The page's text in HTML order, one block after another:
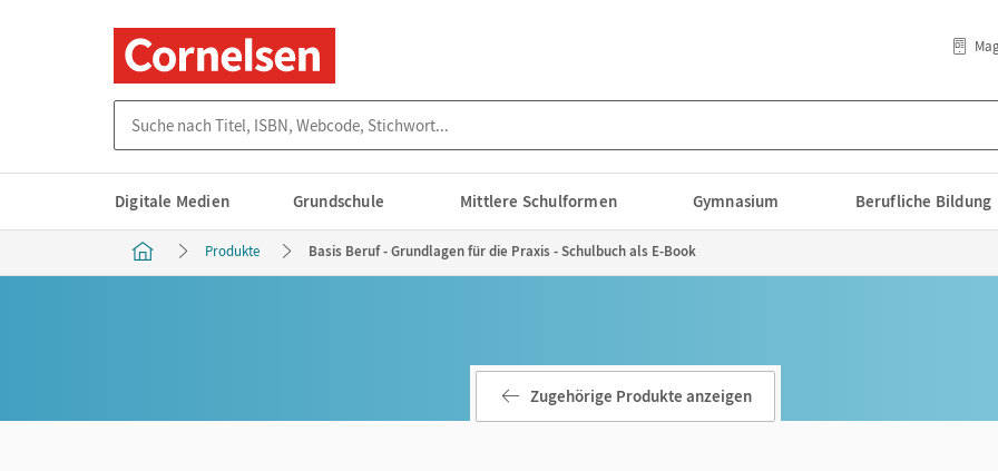
Digitale Medien Grundschule Mittlere Schulformen Gymnasium Berufliche Bildung
Produkte Basis Beruf - Grundlagen für die Praxis - Schulbuch als E-Book
Zugehörige Produkte anzeigen